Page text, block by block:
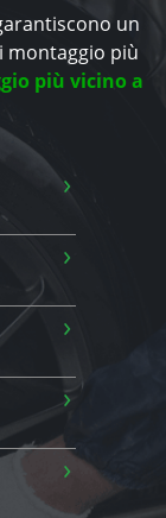
un
montaggio più
più vicino a
›
›
›
›
›